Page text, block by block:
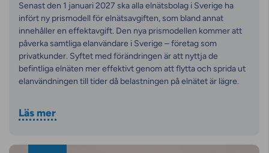
Senast den 1 januari 2027 ska alla elnätsbolag i Sverige ha
infört ny prismodell för elnätsavgiften, som bland annat
innehåller en effektavgift. Den nya prismodellen kommer att
påverka samtliga elanvändare i Sverige – företag som
privatkunder. Syftet med förändringen är att nyttja de
befintliga elnäten mer effektivt genom att flytta och sprida ut
elanvändningen till tider då belastningen på elnätet är lägre.
Läs mer